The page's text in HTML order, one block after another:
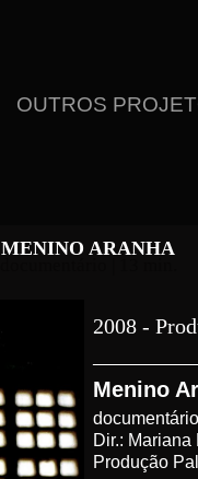
OUTROS
MENINO ARANHA
2008 -
Menino
Dir.: Mariana
Produção